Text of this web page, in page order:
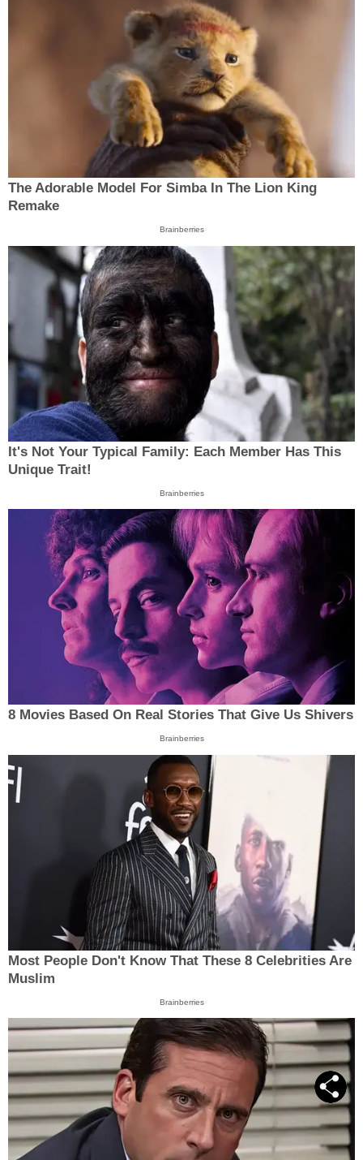
The Adorable Model For Simba In The Lion King
Remake
Brainberries
It's Not Your Typical Family: Each Member Has This
Unique Trait!
Brainberries
8 Movies Based On Real Stories That Give Us Shivers
Brainberries
Most People Don't Know That These 8 Celebrities Are
Muslim
Brainberries